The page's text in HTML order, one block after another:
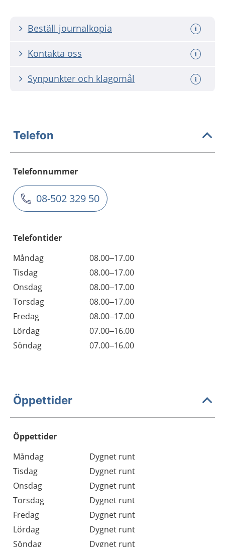
Beställ journalkopia
Kontakta oss
Synpunkter och klagomål
Telefon
Telefonnummer
08-502 329 50
Telefontider
Måndag
08.00–17.00
Tisdag
08.00–17.00
Onsdag
08.00–17.00
Torsdag
08.00–17.00
Fredag
08.00–17.00
Lördag
07.00–16.00
Söndag
07.00–16.00
Öppettider
Öppettider
Dag
Öppettider
Kommentarer
Måndag
Dygnet runt
Tisdag
Dygnet runt
Onsdag
Dygnet runt
Torsdag
Dygnet runt
Fredag
Dygnet runt
Lördag
Dygnet runt
Söndag
Dygnet runt